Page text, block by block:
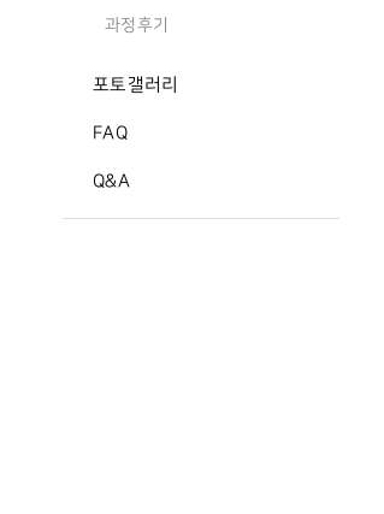
과정후기
포토갤러리
FAQ
Q&A